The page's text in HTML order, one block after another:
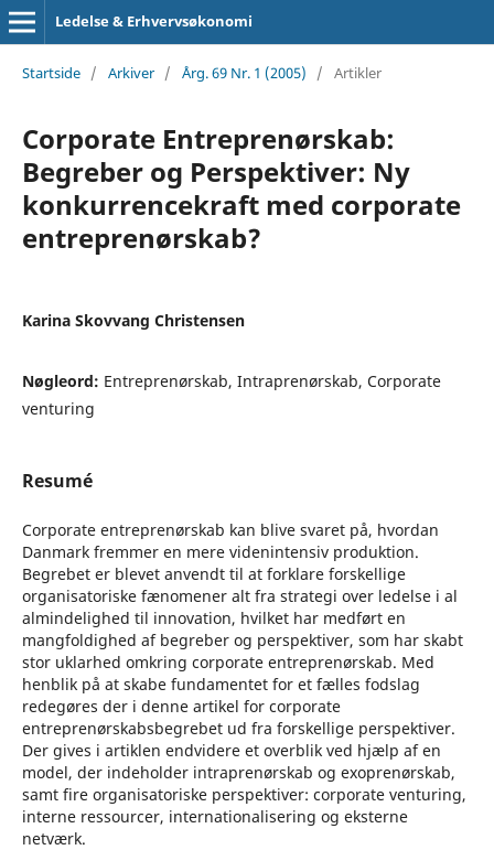
Ledelse & Erhvervsøkonomi
Startside / Arkiver / Årg. 69 Nr. 1 (2005) / Artikler
Corporate Entreprenørskab:
Begreber og Perspektiver: Ny
konkurrencekraft med corporate
entreprenørskab?
Karina Skovvang Christensen
Nøgleord: Entreprenørskab, Intraprenørskab, Corporate
venturing
Resumé
Corporate entreprenørskab kan blive svaret på, hvordan
Danmark fremmer en mere videnintensiv produktion.
Begrebet er blevet anvendt til at forklare forskellige
organisatoriske fænomener alt fra strategi over ledelse i al
almindelighed til innovation, hvilket har medført en
mangfoldighed af begreber og perspektiver, som har skabt
stor uklarhed omkring corporate entreprenørskab. Med
henblik på at skabe fundamentet for et fælles fodslag
redegøres der i denne artikel for corporate
entreprenørskabsbegrebet ud fra forskellige perspektiver.
Der gives i artiklen endvidere et overblik ved hjælp af en
model, der indeholder intraprenørskab og exoprenørskab,
samt fire organisatoriske perspektiver: corporate venturing,
interne ressourcer, internationalisering og eksterne
netværk.